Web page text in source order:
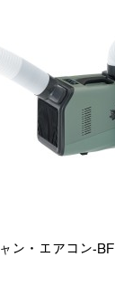
ン・エアコン-BF